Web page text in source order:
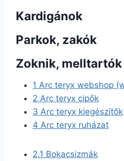
Kardigánok
Parkok, zakók
Zoknik, melltartók
1 Arc teryx webshop
2 Arc teryx cipők
3 Arc teryx kiegészítők
4 Arc teryx ruházat
2.1 Bokacsizmák